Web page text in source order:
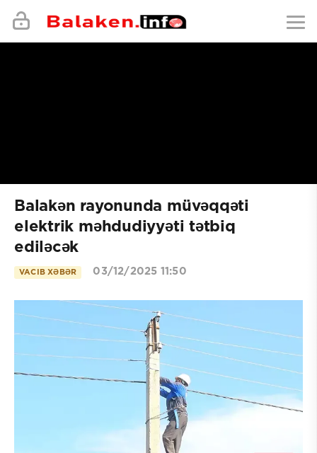
Balakən rayonunda müvəqqəti
elektrik məhdudiyyəti tətbiq
ediləcək
VACIB XƏBƏR 03/12/2025 11:50